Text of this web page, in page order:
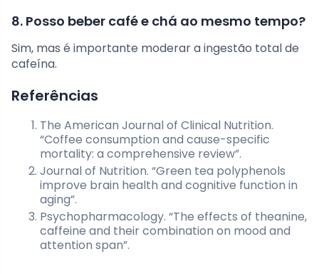
8. Posso beber café e chá ao mesmo tempo?
Sim, mas é importante moderar a ingestão total de
cafeína.
Referências
The American Journal of Clinical Nutrition.
“Coffee consumption and cause-specific
mortality: a comprehensive review”.
Journal of Nutrition. “Green tea polyphenols
improve brain health and cognitive function in
aging”.
Psychopharmacology. “The effects of theanine,
caffeine and their combination on mood and
attention span”.